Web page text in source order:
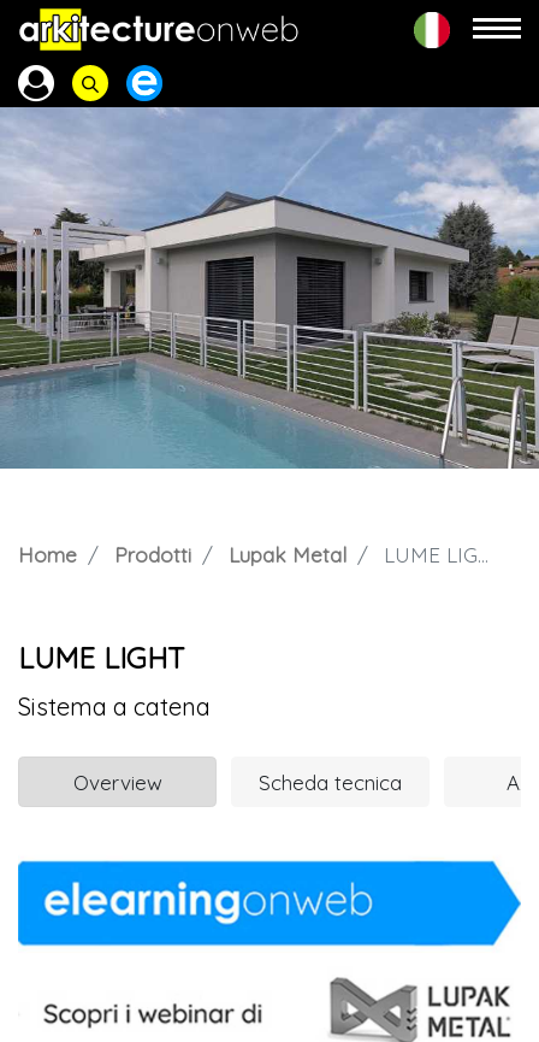
Home Prodotti Lupak Metal LUME LIGHT
LUME LIGHT
Sistema a catena
Overview Scheda tecnica